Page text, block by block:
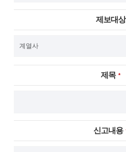
제보대상
제목
신고내용